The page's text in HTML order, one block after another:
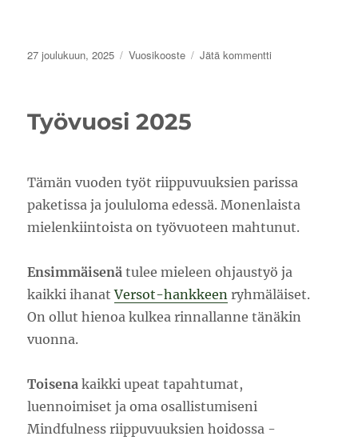
Julkaistu
27 joulukuun, 2025 Kategoriat
Vuosikooste Jätä kommentti
Työvuosi 2025
Tämän vuoden työt riippuvuuksien parissa
paketissa ja joululoma edessä. Monenlaista
mielenkiintoista on työvuoteen mahtunut.
Ensimmäisenä tulee mieleen ohjaustyö ja
kaikki ihanatVersot-hankkeen ryhmäläiset.
On ollut hienoa kulkea rinnallanne tänäkin
vuonna.
Toisenakaikki upeat tapahtumat,
luennoimiset ja oma osallistumiseni
Mindfulness riippuvuuksien hoidossa -